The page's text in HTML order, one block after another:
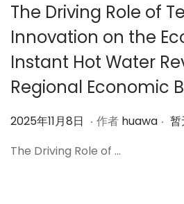
The Driving Role of
Innovation on the
Instant Hot Water
Regional Economic
作
2025年11月8日 2
2
. 作者 huawa . 暂
The Driving Role of …